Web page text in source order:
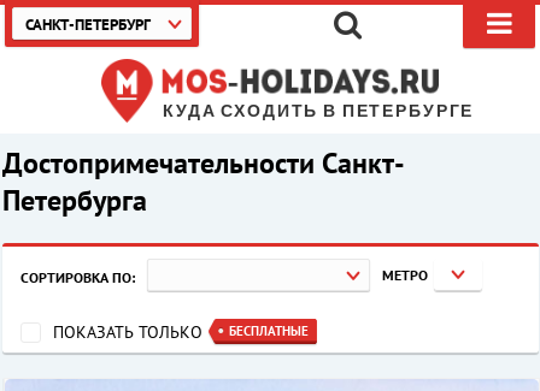
КУДА СХОДИТЬ В ПЕТЕРБУРГЕ
САНКТ-ПЕТЕРБУРГ
Достопримечательности Санкт-
Петербурга
СОРТИРОВКА ПО: МЕТРО
ПОКАЗАТЬ ТОЛЬКО БЕСПЛАТНЫЕ